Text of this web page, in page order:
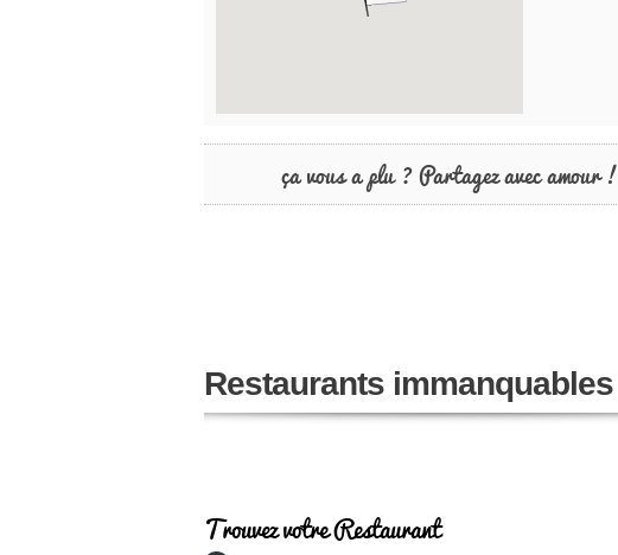
ça vous a plu ? Partagez avec amour !
Restaurants immanquables
Trouvez votre Restaurant